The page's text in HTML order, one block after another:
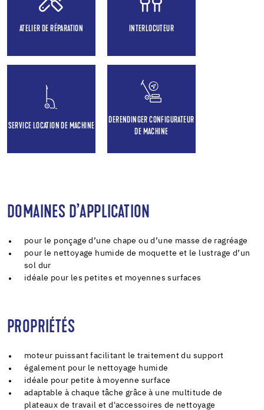
ATELIER DE RÉPARATION INTERLOCUTEUR
SERVICE LOCATION DE MACHINE
DERENDINGER CONFIGURATEUR
DE MACHINE
DOMAINES D’APPLICATION
pour le ponçage d’une chape ou d’une masse de ragréage
pour le nettoyage humide de moquette et le lustrage d’un
sol dur
idéale pour les petites et moyennes surfaces
PROPRIÉTÉS
moteur puissant facilitant le traitement du support
également pour le nettoyage humide
idéale pour petite à moyenne surface
adaptable à chaque tâche grâce à une multitude de
plateaux de travail et d'accessoires de nettoyage